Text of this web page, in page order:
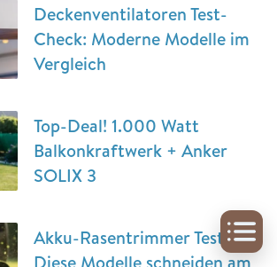
Deckenventilatoren Test-
Check: Moderne Modelle im
Vergleich
Top-Deal! 1.000 Watt
Balkonkraftwerk + Anker
SOLIX 3
Akku-Rasentrimmer Test:
Diese Modelle schneiden am